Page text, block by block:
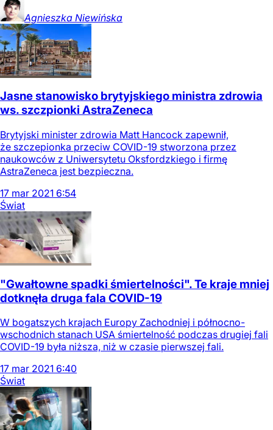
Agnieszka Niewińska
Jasne stanowisko brytyjskiego ministra zdrowia
ws. szczpionki AstraZeneca
Brytyjski minister zdrowia Matt Hancock zapewnił,
że szczepionka przeciw COVID-19 stworzona przez
naukowców z Uniwersytetu Oksfordzkiego i firmę
AstraZeneca jest bezpieczna.
17 mar 2021 6:54
Świat
"Gwałtowne spadki śmiertelności". Te kraje mniej
dotknęła druga fala COVID-19
W bogatszych krajach Europy Zachodniej i północno-
wschodnich stanach USA śmiertelność podczas drugiej fali
COVID-19 była niższa, niż w czasie pierwszej fali.
17 mar 2021 6:40
Świat